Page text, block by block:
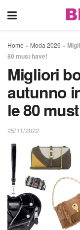
Home » Moda 2026 »
80 must have!
Migliori
autunno
le 80
25/11/2022